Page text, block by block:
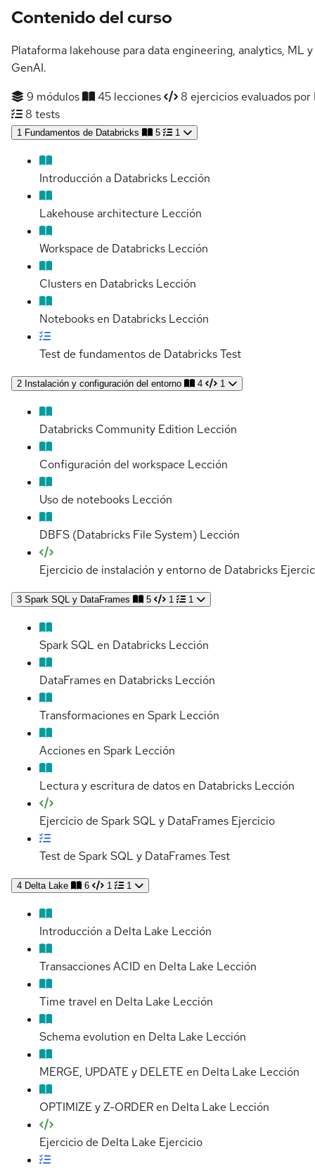
Contenido del curso
Plataforma lakehouse para data engineering, analytics, ML y
GenAI.
9 módulos
45 lecciones
8 ejercicios evaluados por
8 tests
1 Fundamentos de Databricks 5 1
Introducción a Databricks Lección
Lakehouse architecture Lección
Workspace de Databricks Lección
Clusters en Databricks Lección
Notebooks en Databricks Lección
Test de fundamentos de DatabricksTest
2 Instalación y configuración del entorno 4 1
Databricks Community Edition Lección
Configuración del workspace Lección
Uso de notebooks Lección
DBFS (Databricks File System) Lección
Ejercicio de instalación y entorno de Databricks
3 Spark SQL y DataFrames 5 1 1
Spark SQL en Databricks Lección
DataFrames en Databricks Lección
Transformaciones en Spark Lección
Acciones en Spark Lección
Lectura y escritura de datos en Databricks Lección
Ejercicio de Spark SQL y DataFrames Ejercicio
Test de Spark SQL y DataFramesTest
4 Delta Lake 6 1 1
Introducción a Delta Lake Lección
Transacciones ACID en Delta Lake Lección
Time travel en Delta Lake Lección
Schema evolution en Delta Lake Lección
MERGE, UPDATE y DELETE en Delta Lake Lección
OPTIMIZE y Z-ORDER en Delta Lake Lección
Ejercicio de Delta Lake Ejercicio